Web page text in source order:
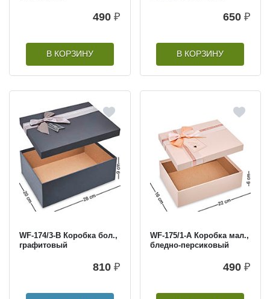
490 ₽
В КОРЗИНУ
650 ₽
В КОРЗИНУ
WF-174/3-B Коробка бол.,
графитовый
810 ₽
WF-175/1-A Коробка мал.,
бледно-персиковый
490 ₽